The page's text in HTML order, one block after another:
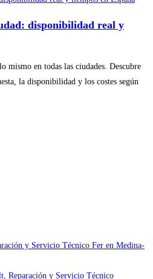
disponibilidad real y
mismo en todas las ciudades. Descubre
la disponibilidad y los costes según
y Servicio Técnico Fer en Medina-
Reparación y Servicio Técnico